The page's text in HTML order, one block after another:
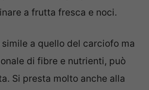
a frutta fresca e noci.
a quello del carciofo ma
di fibre e nutrienti, può
Si presta molto anche alla